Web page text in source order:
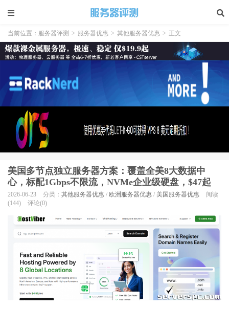
当前位置： 服务器评测 > 服务器优惠 > 其他服务器优惠 > 正文
美国多节点独立服务器方案：覆盖全美8大数据中
心，标配1Gbps不限流，NVMe企业级硬盘，$47起
2026-06-23 分类： 其他服务器优惠 / 欧洲服务器优惠 / 美国服务器优惠
阅读
(144)
评论(0)